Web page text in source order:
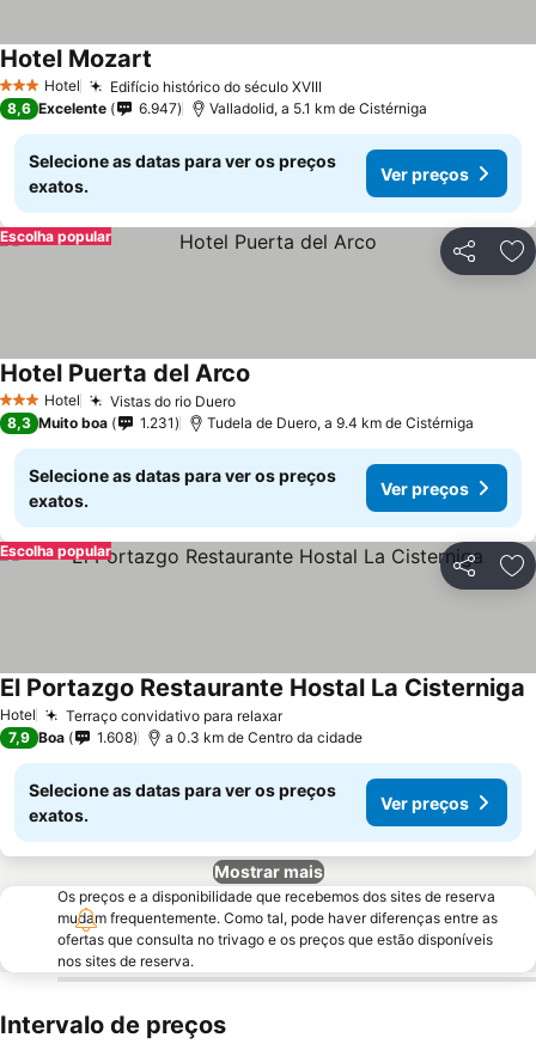
3 EstrelasHotel Edifício histórico do século XVIIIVer preços
Hotel Mozart
8,6 Excelente 6.947 Valladolid, a 5.1 km de Cistérniga
Selecione as datas para ver os preços
exatos.
Ver preços
Partilhar
Escolha popular
3 EstrelasHotel Vistas do rio DueroVer preços
Hotel Puerta del Arco
8,3 Muito boa 1.231 Tudela de Duero, a 9.4 km de Cistérniga
Selecione as datas para ver os preços
exatos.
Ver preços
Partilhar
Escolha popular
Hotel Terraço convidativo para relaxarVer preços
El Portazgo Restaurante Hostal La Cisterniga
7,9 Boa 1.608 a 0.3 km de Centro da cidade
Selecione as datas para ver os preços
exatos.
Ver preços
Mostrar mais
Os preços e a disponibilidade que recebemos dos sites de reserva
mudam frequentemente. Como tal, pode haver diferenças entre as
ofertas que consulta no trivago e os preços que estão disponíveis
nos sites de reserva.
Intervalo de preços